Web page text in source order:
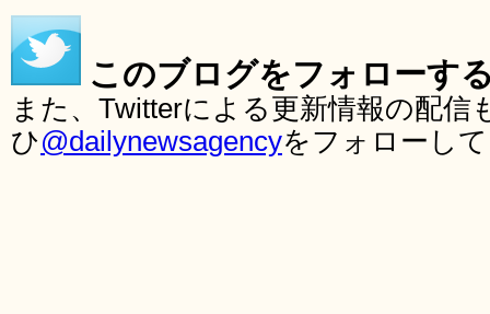
このブログをフォローす
また、Twitterによる更新情報の配
ひ@dailynewsagencyをフォローし